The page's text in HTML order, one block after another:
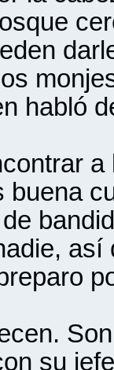
habló
buena
su